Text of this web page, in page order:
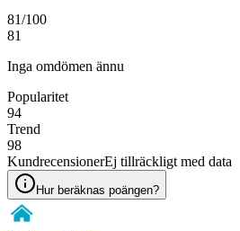
81/100
81
Inga omdömen ännu
Popularitet
94
Trend
98
KundrecensionerEj tillräckligt med data
Hur beräknas poängen?